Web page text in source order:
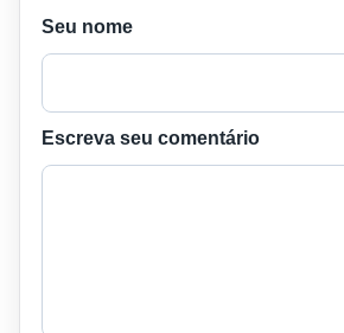
Seu nome
Escreva seu comentário